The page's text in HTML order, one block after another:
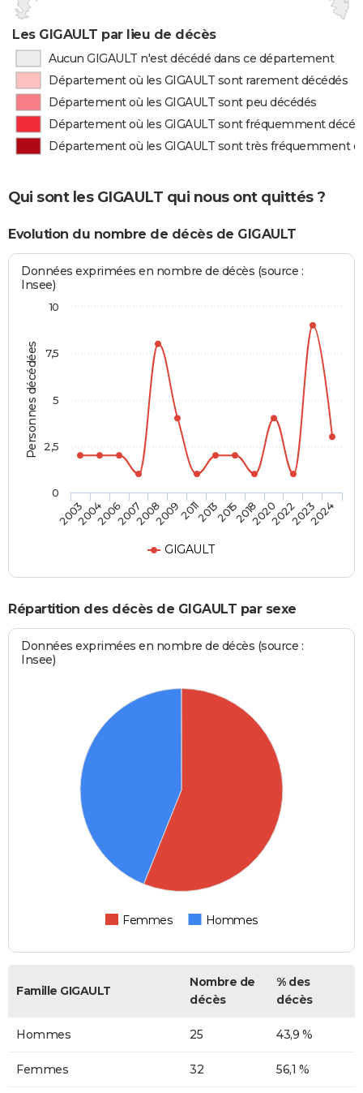
Les GIGAULT par lieu de décès
Aucun GIGAULT n'est décédé dans ce département
Département où les GIGAULT sont rarement décédés
Département où les GIGAULT sont peu décédés
Département où les GIGAULT sont fréquemment
Département où les GIGAULT sont très fréquemment
Qui sont les GIGAULT qui nous ont quittés ?
Evolution du nombre de décès de GIGAULT
Personnes décédées
Données exprimées en nombre de décès (source :
Insee)
GIGAULT
20032004200620072008200920112013201520182020202220232024
0
2,5
5
7,5
10
Répartition des décès de GIGAULT par sexe
Données exprimées en nombre de décès (source :
Insee)
Femmes Hommes
Famille GIGAULT
Nombre de
décès
% des
décès
Hommes 25 43,9 %
Femmes 32 56,1 %